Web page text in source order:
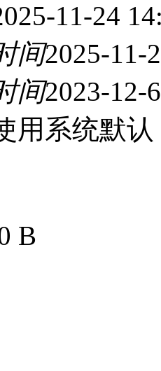
11-24
间2025-11-
间2023-12-
用系统默认
B